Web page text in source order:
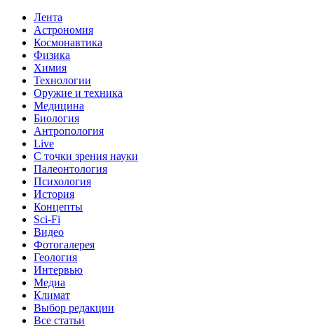
Лента
Астрономия
Космонавтика
Физика
Химия
Технологии
Оружие и техника
Медицина
Биология
Антропология
Live
С точки зрения науки
Палеонтология
Психология
История
Концепты
Sci-Fi
Видео
Фотогалерея
Геология
Интервью
Медиа
Климат
Выбор редакции
Все статьи